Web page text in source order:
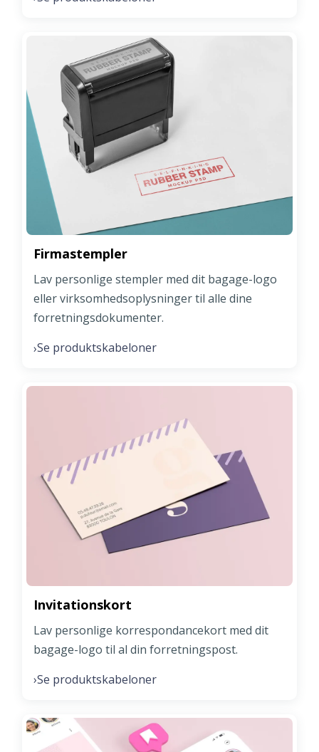
Firmastempler
Lav personlige stempler med dit bagage-logo
eller virksomhedsoplysninger til alle dine
forretningsdokumenter.
›Se produktskabeloner
Invitationskort
Lav personlige korrespondancekort med dit
bagage-logo til al din forretningspost.
›Se produktskabeloner